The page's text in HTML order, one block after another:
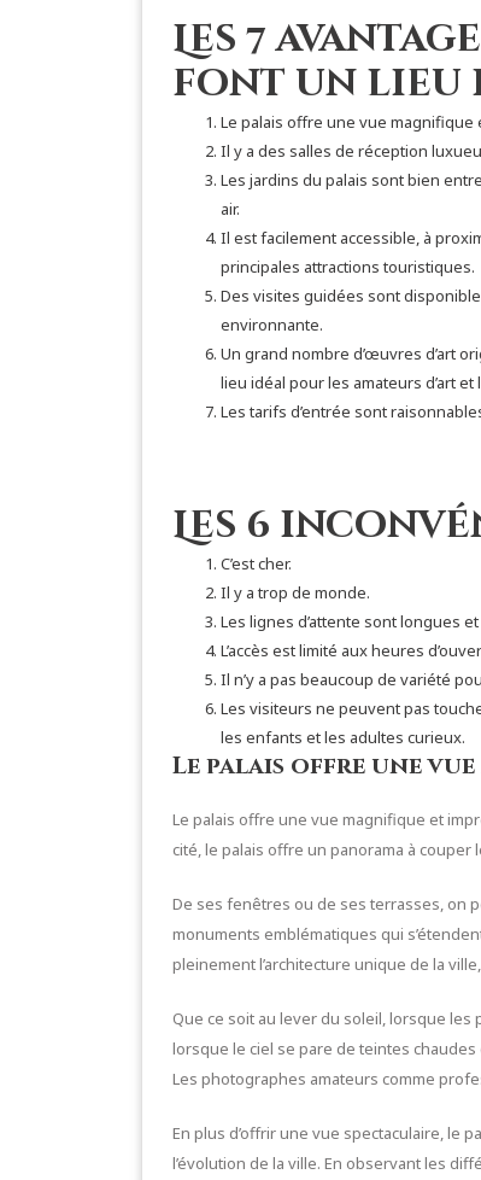
Les 7
font un lieu
Le palais offre une vue magnifique
Il y a des salles de réception
Les jardins du palais sont bien
air.
Il est facilement accessible, à
principales attractions touristiques.
Des visites guidées sont
environnante.
Un grand nombre d’œuvres d’art
lieu idéal pour les amateurs d’art
Les tarifs d’entrée sont
Les 6
C’est cher.
Il y a trop de monde.
Les lignes d’attente sont longues
L’accès est limité aux heures
Il n’y a pas beaucoup de variété
Les visiteurs ne peuvent pas
les enfants et les adultes curieux.
Le palais offre une
Le palais offre une vue magnifique et
cité, le palais offre un panorama à
De ses fenêtres ou de ses terrasses, on
monuments emblématiques qui
pleinement l’architecture unique de la
Que ce soit au lever du soleil, lorsque
lorsque le ciel se pare de teintes
Les photographes amateurs comme
En plus d’offrir une vue spectaculaire, le
l’évolution de la ville. En observant les